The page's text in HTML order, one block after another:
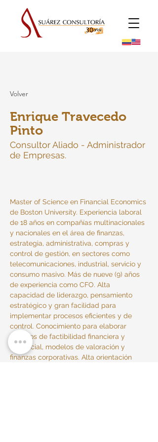
Volver
Enrique Travecedo
Pinto
Consultor Aliado - Administrador
de Empresas.
Master of Science en Financial Economics
de Boston University. Experiencia laboral
de 18 años en compañías multinacionales
y nacionales en el área de finanzas,
estrategia, administrativa, compras y
control de gestión, en sectores como
telecomunicaciones, industrial, servicio y
consumo masivo. Más de nueve (9) años
de experiencia como CFO. Alta
capacidad de liderazgo, pensamiento
estratégico y gran facilidad para
implementar procesos eficientes y de
control. Conocimiento para elaborar
estudios de factibilidad financiera y
comercial, modelos de valoración y
finanzas corporativas. Alta orientación